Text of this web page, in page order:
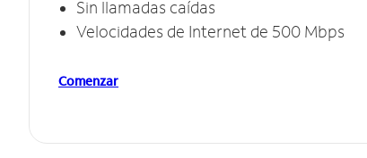
Sin llamadas caídas
Velocidades de Internet de 500 Mbps
Comenzar